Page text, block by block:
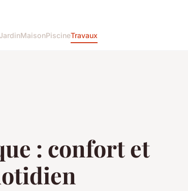
JardinMaisonPiscineTravaux
: confort et